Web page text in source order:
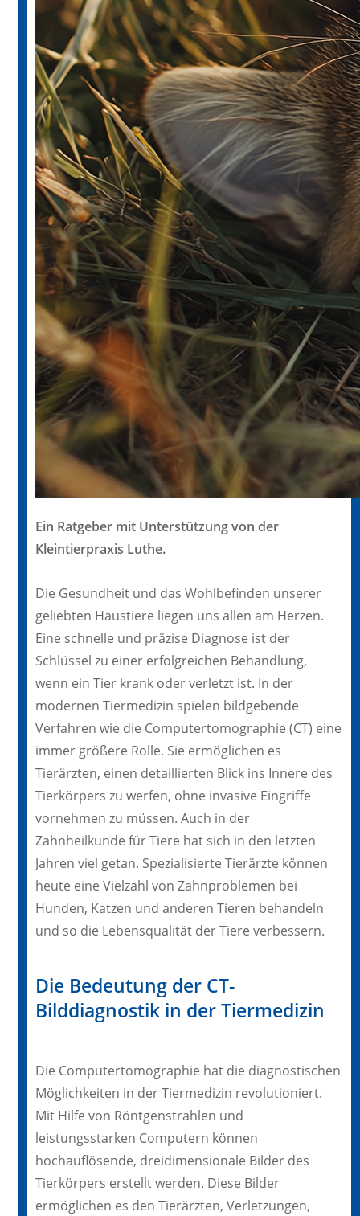
Ein Ratgeber mit Unterstützung von der
Kleintierpraxis Luthe.
Die Gesundheit und das Wohlbefinden unserer
geliebten Haustiere liegen uns allen am Herzen.
Eine schnelle und präzise Diagnose ist der
Schlüssel zu einer erfolgreichen Behandlung,
wenn ein Tier krank oder verletzt ist. In der
modernen Tiermedizin spielen bildgebende
Verfahren wie die Computertomographie (CT) eine
immer größere Rolle. Sie ermöglichen es
Tierärzten, einen detaillierten Blick ins Innere des
Tierkörpers zu werfen, ohne invasive Eingriffe
vornehmen zu müssen. Auch in der
Zahnheilkunde für Tiere hat sich in den letzten
Jahren viel getan. Spezialisierte Tierärzte können
heute eine Vielzahl von Zahnproblemen bei
Hunden, Katzen und anderen Tieren behandeln
und so die Lebensqualität der Tiere verbessern.
Die Bedeutung der CT-
Bilddiagnostik in der Tiermedizin
Die Computertomographie hat die diagnostischen
Möglichkeiten in der Tiermedizin revolutioniert.
Mit Hilfe von Röntgenstrahlen und
leistungsstarken Computern können
hochauflösende, dreidimensionale Bilder des
Tierkörpers erstellt werden. Diese Bilder
ermöglichen es den Tierärzten, Verletzungen,